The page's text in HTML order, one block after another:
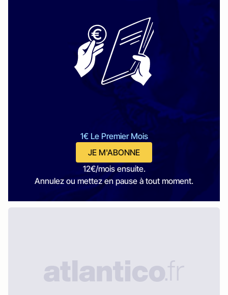
1€ Le Premier Mois
JE M'ABONNE
12€/mois ensuite.
Annulez ou mettez en pause à tout moment.